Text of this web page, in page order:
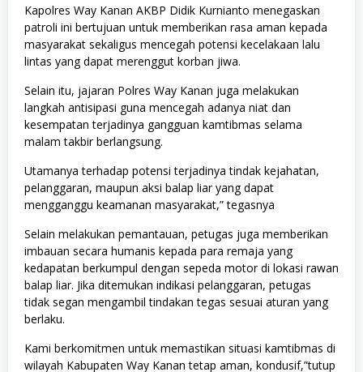
Kapolres Way Kanan AKBP Didik Kurnianto menegaskan
patroli ini bertujuan untuk memberikan rasa aman kepada
masyarakat sekaligus mencegah potensi kecelakaan lalu
lintas yang dapat merenggut korban jiwa.
Selain itu, jajaran Polres Way Kanan juga melakukan
langkah antisipasi guna mencegah adanya niat dan
kesempatan terjadinya gangguan kamtibmas selama
malam takbir berlangsung.
Utamanya terhadap potensi terjadinya tindak kejahatan,
pelanggaran, maupun aksi balap liar yang dapat
mengganggu keamanan masyarakat,” tegasnya
Selain melakukan pemantauan, petugas juga memberikan
imbauan secara humanis kepada para remaja yang
kedapatan berkumpul dengan sepeda motor di lokasi rawan
balap liar. Jika ditemukan indikasi pelanggaran, petugas
tidak segan mengambil tindakan tegas sesuai aturan yang
berlaku.
Kami berkomitmen untuk memastikan situasi kamtibmas di
wilayah Kabupaten Way Kanan tetap aman, kondusif,”tutup